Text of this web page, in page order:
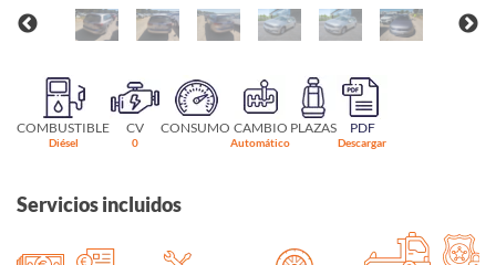
COMBUSTIBLE
Diésel
CV
0
CONSUMO CAMBIO
Automático
PLAZAS PDF
Descargar
Servicios incluidos